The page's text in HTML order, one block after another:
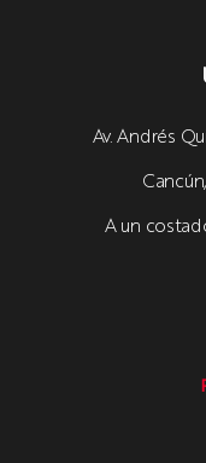
Av. Andrés
A un